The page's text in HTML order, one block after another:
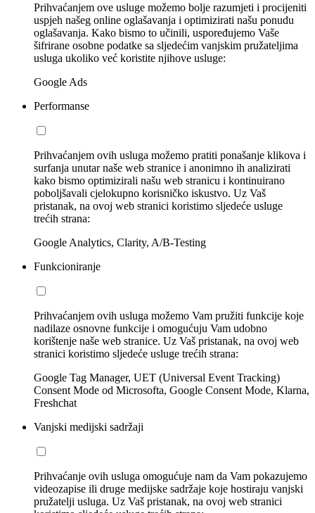
Prihvaćanjem ove usluge možemo bolje razumjeti i procijeniti
uspjeh našeg online oglašavanja i optimizirati našu ponudu
oglašavanja. Kako bismo to učinili, uspoređujemo Vaše
šifrirane osobne podatke sa sljedećim vanjskim pružateljima
usluga ukoliko već koristite njihove usluge:
Google Ads
Performanse
Prihvaćanjem ovih usluga možemo pratiti ponašanje klikova i
surfanja unutar naše web stranice i anonimno ih analizirati
kako bismo optimizirali našu web stranicu i kontinuirano
poboljšavali cjelokupno korisničko iskustvo. Uz Vaš
pristanak, na ovoj web stranici koristimo sljedeće usluge
trećih strana:
Google Analytics, Clarity, A/B-Testing
Funkcioniranje
Prihvaćanjem ovih usluga možemo Vam pružiti funkcije koje
nadilaze osnovne funkcije i omogućuju Vam udobno
korištenje naše web stranice. Uz Vaš pristanak, na ovoj web
stranici koristimo sljedeće usluge trećih strana:
Google Tag Manager, UET (Universal Event Tracking)
Consent Mode od Microsofta, Google Consent Mode, Klarna,
Freshchat
Vanjski medijski sadržaji
Prihvaćanje ovih usluga omogućuje nam da Vam pokazujemo
videozapise ili druge medijske sadržaje koje hostiraju vanjski
pružatelji usluga. Uz Vaš pristanak, na ovoj web stranici